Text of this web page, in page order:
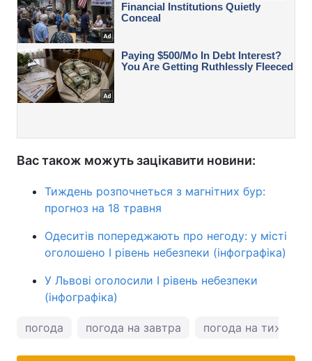
Вас також можуть зацікавити новини:
Тиждень розпочнеться з магнітних бур:
прогноз на 18 травня
Одеситів попереджають про негоду: у місті
оголошено I рівень небезпеки (інфографіка)
У Львові оголосили I рівень небезпеки
(інфографіка)
погода погода на завтра погода на тиждень